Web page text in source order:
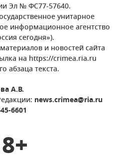
Эл № ФС77-57640.
унитарное
информационное агентство
сегодня»).
и новостей сайта
на https://crimea.ria.ru
абзаца текста.
А.В.
news.crimea@ria.ru
6601